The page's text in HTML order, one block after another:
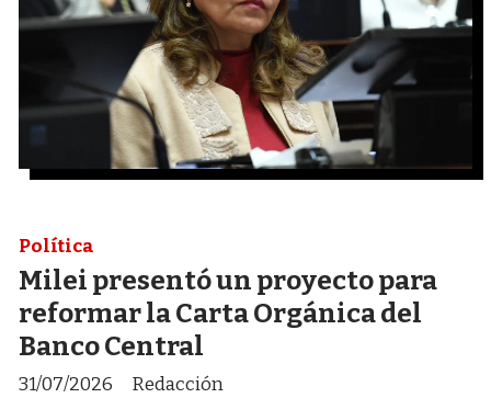
Milei presentó un proyecto para
reformar la Carta Orgánica del
Banco Central
Redacción
Política
31/07/2026